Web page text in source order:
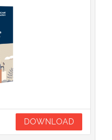
DOWNLOAD